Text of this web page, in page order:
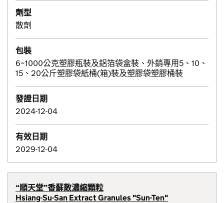
劑型
散劑
包裝
6~1000公克塑膠瓶裝及鋁箔袋盒裝、外銷專用5、10、
15、20公斤塑膠袋紙桶(箱)裝及塑膠袋塑膠桶裝
發證日期
2024-12-04
有效日期
2029-12-04
“順天堂”香蘇散濃縮顆粒
Hsiang-Su-San Extract Granules "Sun-Ten"